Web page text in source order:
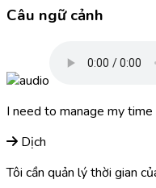
Câu ngữ cảnh
I need to manage my
Dịch
Tôi cần quản lý thời gian